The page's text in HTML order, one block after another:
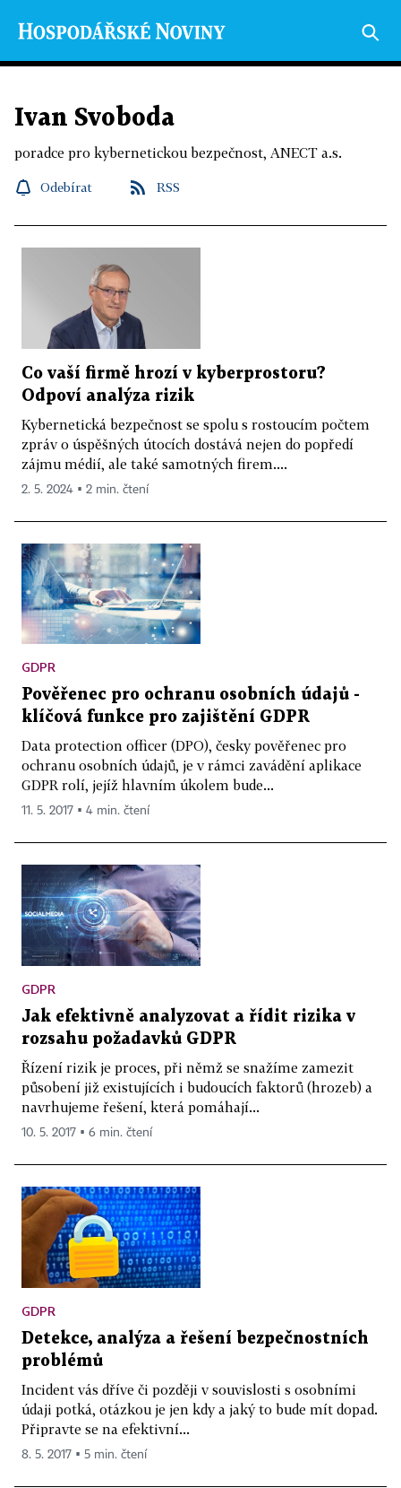
Ivan Svoboda
poradce pro kybernetickou bezpečnost, ANECT a.s.
Odebírat RSS
Co vaší firmě hrozí v kyberprostoru?
Odpoví analýza rizik
Kybernetická bezpečnost se spolu s rostoucím počtem
zpráv o úspěšných útocích dostává nejen do popředí
zájmu médií, ale také samotných firem....
2. 5. 2024 ▪ 2 min. čtení
GDPR
Pověřenec pro ochranu osobních údajů -
klíčová funkce pro zajištění GDPR
Data protection officer (DPO), česky pověřenec pro
ochranu osobních údajů, je v rámci zavádění aplikace
GDPR rolí, jejíž hlavním úkolem bude...
11. 5. 2017 ▪ 4 min. čtení
GDPR
Jak efektivně analyzovat a řídit rizika v
rozsahu požadavků GDPR
Řízení rizik je proces, při němž se snažíme zamezit
působení již existujících i budoucích faktorů (hrozeb) a
navrhujeme řešení, která pomáhají...
10. 5. 2017 ▪ 6 min. čtení
GDPR
Detekce, analýza a řešení bezpečnostních
problémů
Incident vás dříve či později v souvislosti s osobními
údaji potká, otázkou je jen kdy a jaký to bude mít dopad.
Připravte se na efektivní...
8. 5. 2017 ▪ 5 min. čtení